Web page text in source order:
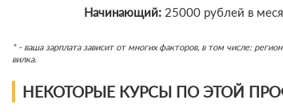
Начинающий:25000 рублей в
* - ваша зарплата зависит от многих факторов, в том числе:
вилка.
НЕКОТОРЫЕ КУРСЫ ПО ЭТОЙ